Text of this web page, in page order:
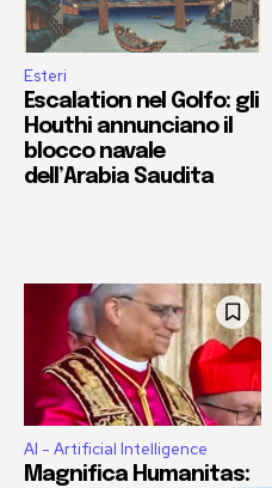
Esteri
Escalation nel Golfo: gli
Houthi annunciano il
blocco navale
dell’Arabia Saudita
AI - Artificial Intelligence
Magnifica Humanitas: